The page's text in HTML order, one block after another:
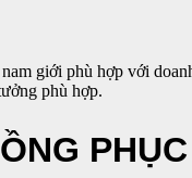
giới phù hợp với
phù hợp.